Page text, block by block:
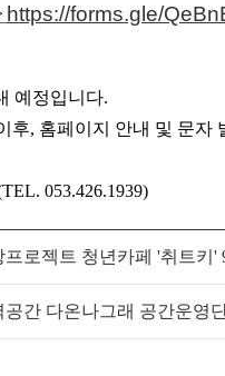
https://forms.gle/
예정입니다.
후, 홈페이지 안내 및 문자
053.426.1939)
프로젝트 청년카페 '취트키
공간 다온나그래 공간운영